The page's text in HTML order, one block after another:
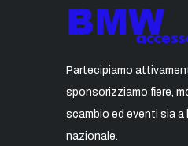
Partecipiamo
sponsorizziamo fiere,
scambio ed eventi sia a
nazionale.